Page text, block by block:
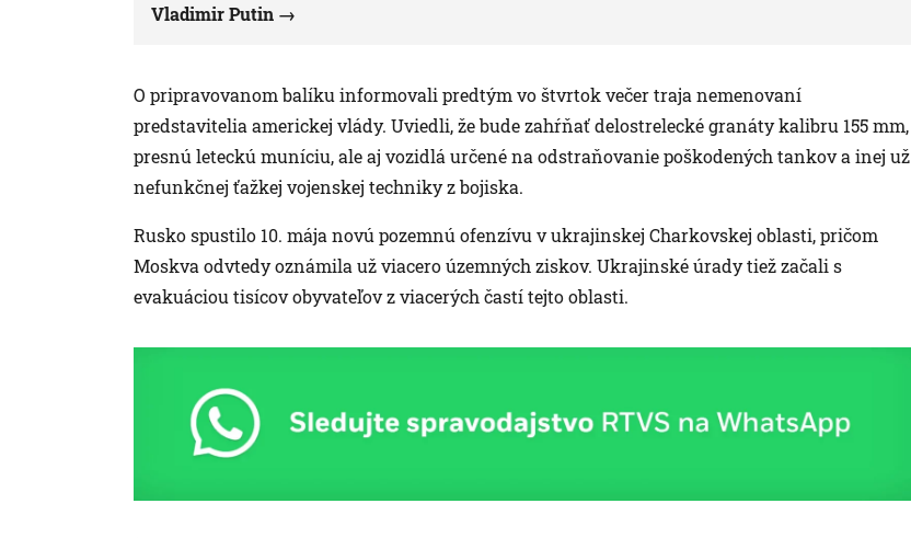
Vladimir Putin
O pripravovanom balíku informovali predtým vo štvrtok večer traja nemenovaní
predstavitelia americkej vlády. Uviedli, že bude zahŕňať delostrelecké granáty kalibru 155 mm,
presnú leteckú muníciu, ale aj vozidlá určené na odstraňovanie poškodených tankov a inej už
nefunkčnej ťažkej vojenskej techniky z bojiska.
Rusko spustilo 10. mája novú pozemnú ofenzívu v ukrajinskej Charkovskej oblasti, pričom
Moskva odvtedy oznámila už viacero územných ziskov. Ukrajinské úrady tiež začali s
evakuáciou tisícov obyvateľov z viacerých častí tejto oblasti.